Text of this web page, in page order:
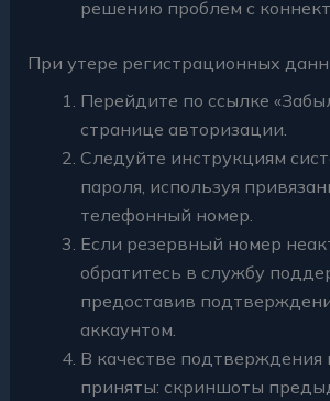
решению проблем с
При утере регистрационных
Перейдите по ссылке
странице авторизации.
Следуйте инструкциям
пароля, используя
телефонный номер.
Если резервный номер
обратитесь в службу
предоставив
аккаунтом.
В качестве подтверждения
приняты: скриншоты